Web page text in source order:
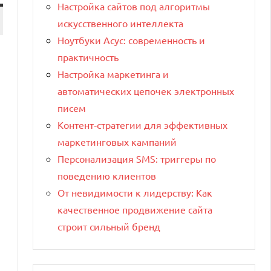
Настройка сайтов под алгоритмы
искусственного интеллекта
Ноутбуки Асус: современность и
практичность
Настройка маркетинга и
автоматических цепочек электронных
писем
Контент‑стратегии для эффективных
маркетинговых кампаний
Персонализация SMS: триггеры по
поведению клиентов
От невидимости к лидерству: Как
качественное продвижение сайта
строит сильный бренд